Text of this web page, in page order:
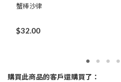
蟹棒沙律
$32.00
購買此商品的客戶還購買了：